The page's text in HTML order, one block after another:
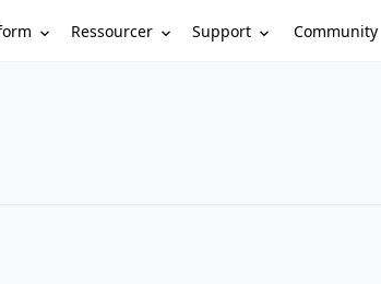
Ressourcer Support Community